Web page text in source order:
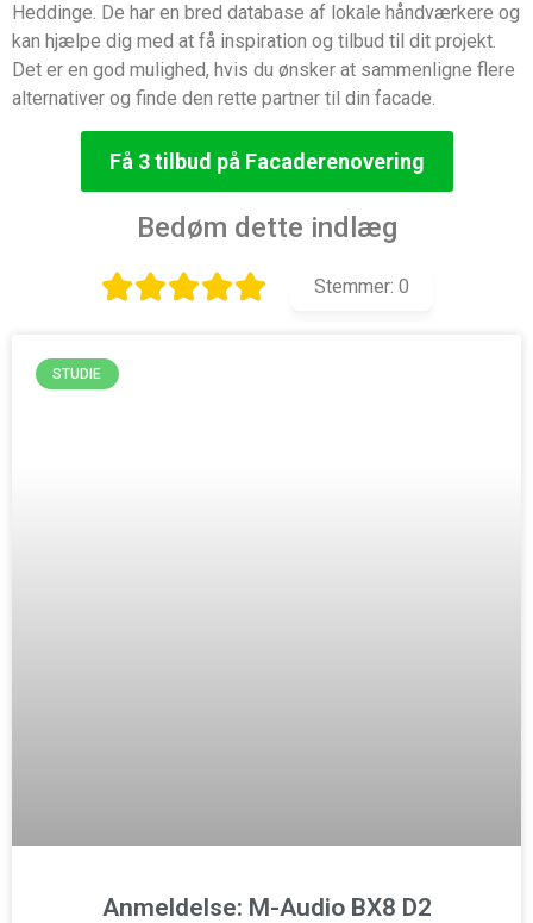
Heddinge. De har en bred database af lokale håndværkere og
kan hjælpe dig med at få inspiration og tilbud til dit projekt.
Det er en god mulighed, hvis du ønsker at sammenligne flere
alternativer og finde den rette partner til din facade.
Få 3 tilbud på Facaderenovering
Bedøm dette indlæg
Stemmer: 0
STUDIE
Anmeldelse: M-Audio BX8 D2